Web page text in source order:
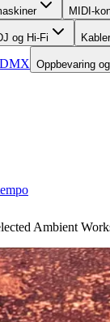
MIDI-
og Hi-Fi
Oppbevaring
Ambient